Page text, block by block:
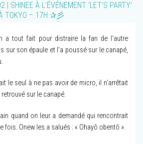
SHINEE À L’ÉVÉNEMENT ‘LET’S PARTY’
TOKYO – 17H ✰彡
a tout fait pour distraire la fan de l’autre
sur son épaule et l’a poussé sur le canapé,
le seul à ne pas avoir de micro, il n’arrêtait
retrouvé sur le canapé.
quand on leur a demandé qui rencontrait
fois. Onew les a salués : « Ohayô obentô ».